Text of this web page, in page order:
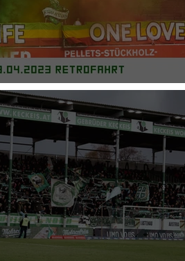
Austria Lustenau